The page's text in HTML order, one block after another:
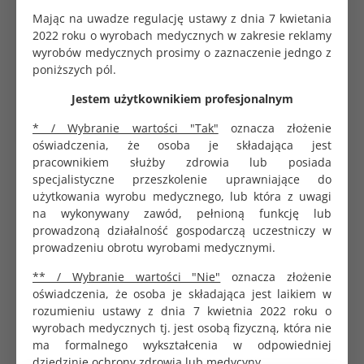
Mając na uwadze regulację ustawy z dnia 7 kwietania
2022 roku o wyrobach medycznych w zakresie reklamy
wyrobów medycznych prosimy o zaznaczenie jedngo z
poniższych pól.
Jestem użytkownikiem profesjonalnym
* / Wybranie wartości "Tak" oznacza złożenie
oświadczenia, że osoba je składająca jest
pracownikiem służby zdrowia lub posiada
specjalistyczne przeszkolenie uprawniające do
użytkowania wyrobu medycznego, lub która z uwagi
na wykonywany zawód, pełnioną funkcję lub
prowadzoną działalność gospodarczą uczestniczy w
prowadzeniu obrotu wyrobami medycznymi.
** / Wybranie wartości "Nie" oznacza złożenie
oświadczenia, że osoba je składająca jest laikiem w
rozumieniu ustawy z dnia 7 kwietnia 2022 roku o
wyrobach medycznych tj. jest osobą fizyczną, która nie
ma formalnego wykształcenia w odpowiedniej
Wyrób Sterylny
Rozmiar 0.8x40 mm 21G
Opakowanie jednostkowe 100 szt.
Igły iniekcyjne przeznaczone są do wkłuć podskórnych,
domięśniowych oraz dożylnych.
Specyfikacja
Ultracienka ścianka rurki ze stali nierdzewnej
Precyzyjnie wykonane ostrze
Szlifowane elektro-mechanicznie
Zwiększony poślizg i łatwa penetracja dzięki
technologii suchej silikonizacji (olej silikonowy)
Półprzeźroczyste nasadki, wykonane z